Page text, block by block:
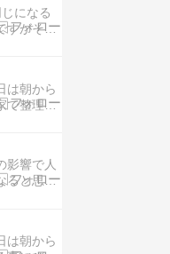
もこれ
の協力を
た。勿
になる
すがその
お彼岸に
参りに
月15
ます。今
時期で
らこち
は朝から
で整理整
のがあ
てま
りもの
した。そ
です。毎
経後は
…
影響で人
ると思い
ラブルが
も母と
は怖い
期だと思
は朝から